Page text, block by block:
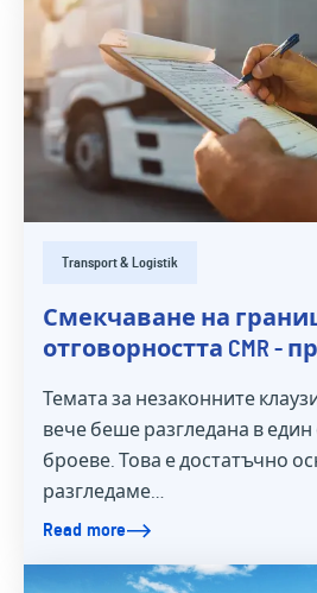
Transport & Logistik
Смекчаване на
отговорността CMR -
Темата за незаконните
вече беше разгледана в
броеве. Това е достатъчно
разгледаме…
Read more